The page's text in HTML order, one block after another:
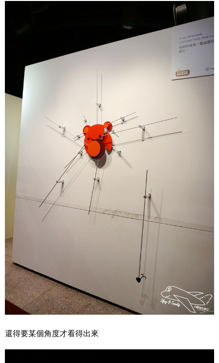
還得要某個角度才看得出來